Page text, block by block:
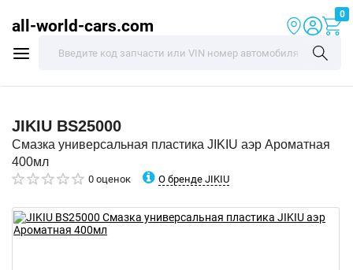
all-world-cars.com
0
JIKIU BS25000
Смазка универсальная пластика JIKIU аэр Ароматная
400мл
0 оценок О бренде JIKIU